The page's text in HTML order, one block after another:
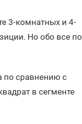
3-комнатных и 4-
Но обо все по
по сравнению с
в сегменте